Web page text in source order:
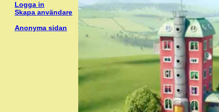
Logga in
Skapa användare
Anonyma sidan